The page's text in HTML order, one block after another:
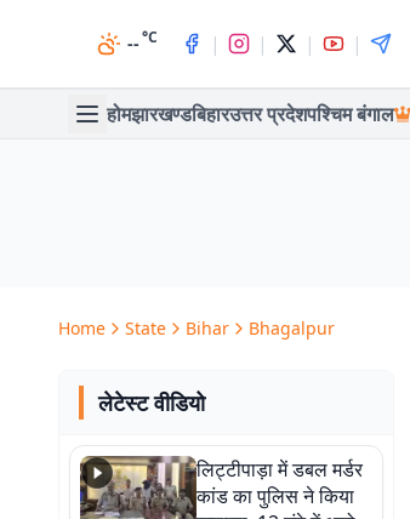
--°C | | | |
होमझारखण्डबिहारउत्तर प्रदेशपश्चिम बंगाल
Home State Bihar Bhagalpur
लेटेस्ट वीडियो
लिट्टीपाड़ा में डबल मर्डर
कांड का पुलिस ने किया